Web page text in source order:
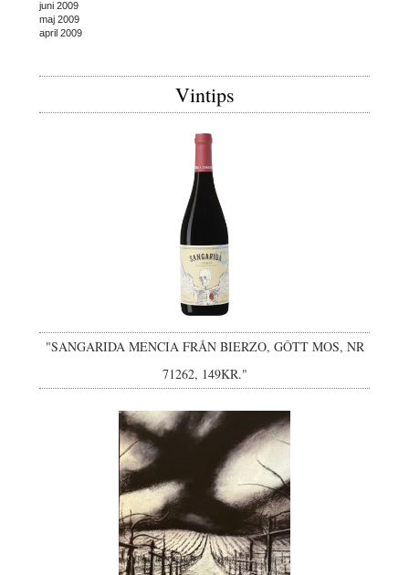
juni 2009
maj 2009
april 2009
Vintips
"SANGARIDA MENCIA FRÅN BIERZO, GÔTT MOS, NR
71262, 149KR."